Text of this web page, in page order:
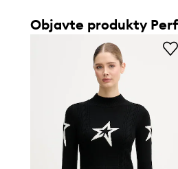
Objavte produkty